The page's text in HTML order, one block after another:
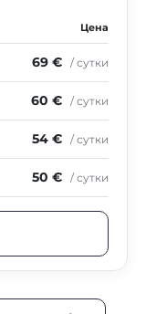
Цена
69 € / сутки
60 € / сутки
54 € / сутки
50 € / сутки